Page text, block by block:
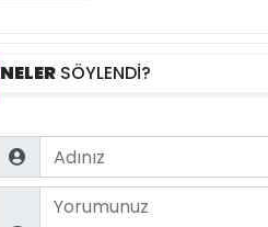
NELER SÖYLENDİ?
Name
Comment